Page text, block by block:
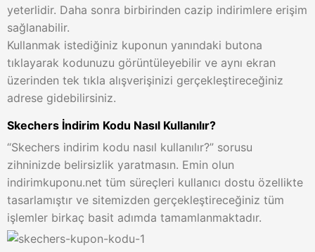
yeterlidir. Daha sonra birbirinden cazip indirimlere erişim
sağlanabilir.
Kullanmak istediğiniz kuponun yanındaki butona
tıklayarak kodunuzu görüntüleyebilir ve aynı ekran
üzerinden tek tıkla alışverişinizi gerçekleştireceğiniz
adrese gidebilirsiniz.
Skechers İndirim Kodu Nasıl Kullanılır?
“Skechers indirim kodu nasıl kullanılır?” sorusu
zihninizde belirsizlik yaratmasın. Emin olun
indirimkuponu.net tüm süreçleri kullanıcı dostu özellikte
tasarlamıştır ve sitemizden gerçekleştireceğiniz tüm
işlemler birkaç basit adımda tamamlanmaktadır.